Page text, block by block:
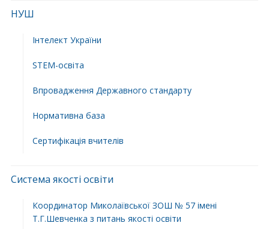
НУШ
Інтелект України
STEM-освіта
Впровадження Державного стандарту
Нормативна база
Сертифікація вчителів
Система якості освіти
Координатор Миколаївської ЗОШ № 57 імені
Т.Г.Шевченка з питань якості освіти